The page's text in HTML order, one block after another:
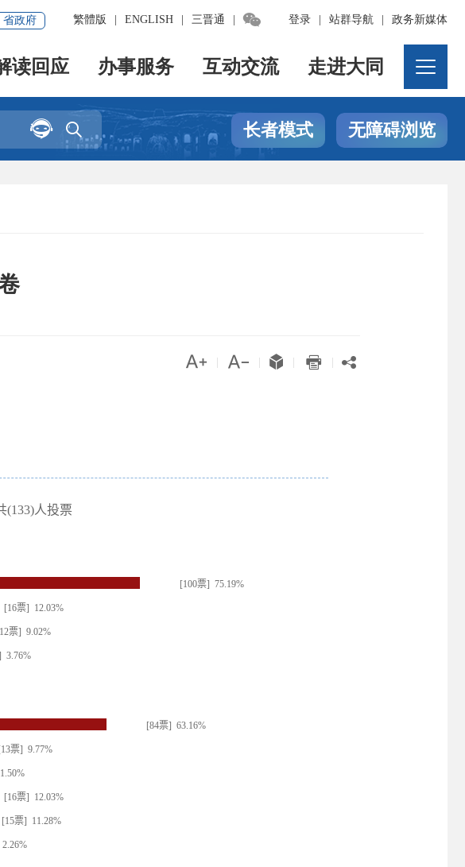
登录 站群导航 政务新媒体
繁體版 ENGLISH 三晋通 
省政府
读回应 办事服务 互动交流 走进大同

 长者模式 无障碍浏览
    